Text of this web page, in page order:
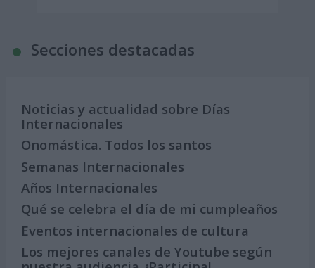
Secciones destacadas
Noticias y actualidad sobre Días
Internacionales
Onomástica. Todos los santos
Semanas Internacionales
Años Internacionales
Qué se celebra el día de mi cumpleaños
Eventos internacionales de cultura
Los mejores canales de Youtube según